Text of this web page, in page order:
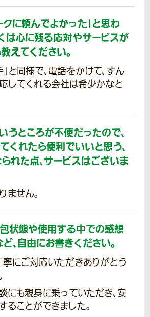
に頼んでよかった！と思わ
は心に残る応対やサービスが
えてください。
と同様で、電話をかけて、すん
してくれる会社は希少かなと
うところが不便だったので、
くれたら便利でいいと思う、
れた点、サービスはございま
ません。
包状態や使用する中での感想
、自由にお書きください。
寧にご対応いただきありがとう
にも親身に乗っていただき、安
ることができました。